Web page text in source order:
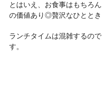
とはいえ、お食事はもちろ
の価値あり◎贅沢なひとと
ランチタイムは混雑するの
す。